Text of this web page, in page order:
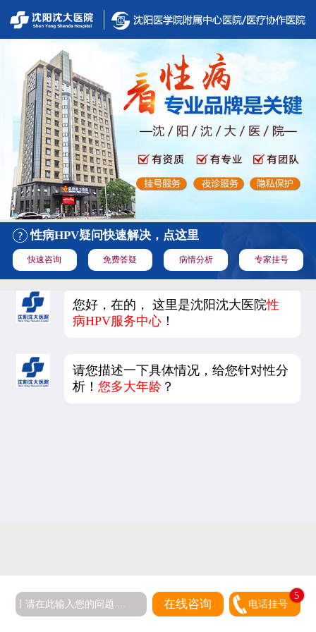
性病HPV疑问快速解决，点这里
快速咨询 免费答疑 病情分析 专家挂号
您好，在的， 这里是沈阳沈大医院性
病HPV服务中心 ！
请您描述一下具体情况，给您针对性分
析！您多大年龄 ？
在线咨询 电话挂号
5